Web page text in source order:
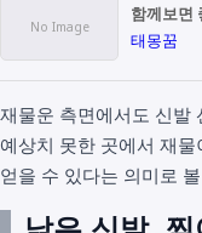
함께보면
태몽꿈
재물운 측면에서도 신발
예상치 못한 곳에서 재
얻을 수 있다는 의미로